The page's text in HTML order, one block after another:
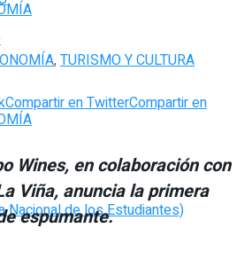
Nacional de los Estudiantes)
,TURISMO Y CULTURA
Compartir en TwitterCompartir en
Wines, en colaboración con
Viña, anuncia la primera
espumante.